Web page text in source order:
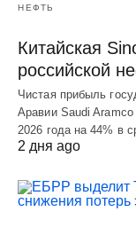
НЕФТЬ
Китайская
российской
Чистая прибыль
Аравии Saudi Aramco
2026 года на 44% в
2 дня ago